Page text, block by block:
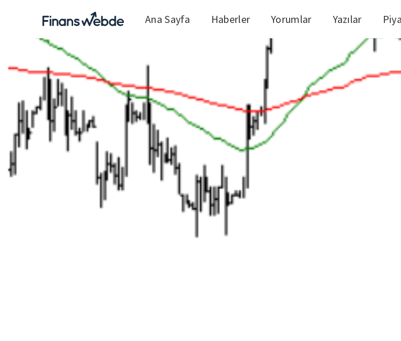
Ana Sayfa Haberler Yorumlar Yazılar